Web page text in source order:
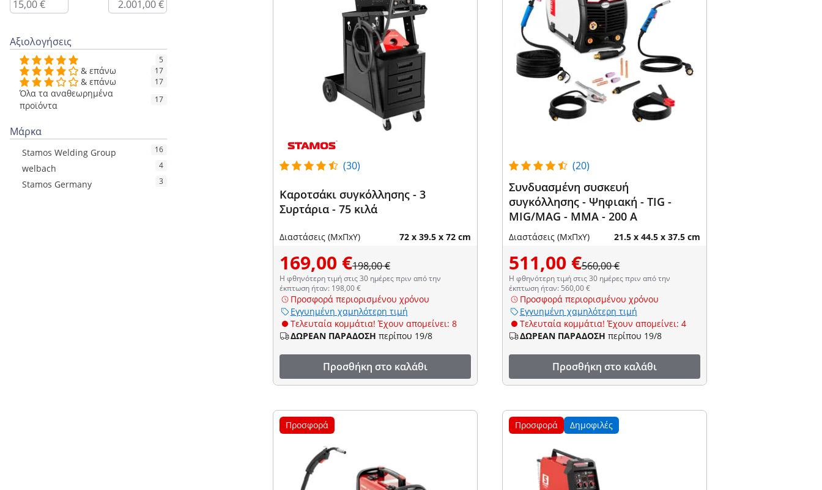
Αξιολογήσεις
5
& επάνω 17
& επάνω 17
Όλα τα αναθεωρημένα
προϊόντα
17
Μάρκα
Stamos Welding Group 16
welbach 4
Stamos Germany 3
(30)
Καροτσάκι συγκόλλησης - 3
Συρτάρια - 75 κιλά
Διαστάσεις (ΜxΠxΥ) 72 x 39.5 x 72 cm
169,00 €198,00 €
Η φθηνότερη τιμή στις 30 ημέρες πριν από την
έκπτωση ήταν: 198,00 €
Προσφορά περιορισμένου χρόνου
Εγγυημένη χαμηλότερη τιμή
Τελευταία κομμάτια! Έχουν απομείνει: 8
ΔΩΡΕΑΝ ΠΑΡΑΔΟΣΗ περίπου 19/8
Προσθήκη στο καλάθι
(20)
Συνδυασμένη συσκευή
συγκόλλησης - Ψηφιακή - TIG -
MIG/MAG - MMA - 200 A
Διαστάσεις (ΜxΠxΥ) 21.5 x 44.5 x 37.5 cm
511,00 €560,00 €
Η φθηνότερη τιμή στις 30 ημέρες πριν από την
έκπτωση ήταν: 560,00 €
Προσφορά περιορισμένου χρόνου
Εγγυημένη χαμηλότερη τιμή
Τελευταία κομμάτια! Έχουν απομείνει: 4
ΔΩΡΕΑΝ ΠΑΡΑΔΟΣΗ περίπου 19/8
Προσθήκη στο καλάθι
Προσφορά Προσφορά Δημοφιλές